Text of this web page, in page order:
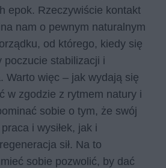
epok. Rzeczywiście kontakt
nam o pewnym naturalnym
od którego, kiedy się
poczucie stabilizacji i
Warto więc – jak wydają się
w zgodzie z rytmem natury i
sobie o tym, że swój
i wysiłek, jak i
sił. Na to
sobie pozwolić, by dać